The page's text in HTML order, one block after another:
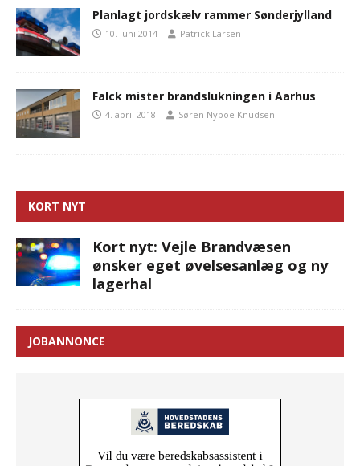
Planlagt jordskælv rammer Sønderjylland
10. juni 2014 Patrick Larsen
Falck mister brandslukningen i Aarhus
4. april 2018 Søren Nyboe Knudsen
KORT NYT
Kort nyt: Vejle Brandvæsen
ønsker eget øvelsesanlæg og ny
lagerhal
JOBANNONCE